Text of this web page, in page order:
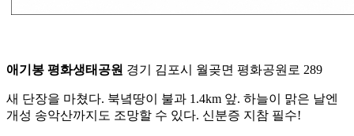
애기봉 평화생태공원 경기 김포시 월곶면 평화공원로 289
새 단장을 마쳤다. 북녘땅이 불과 1.4km 앞. 하늘이 맑은 날엔
개성 송악산까지도 조망할 수 있다. 신분증 지참 필수!